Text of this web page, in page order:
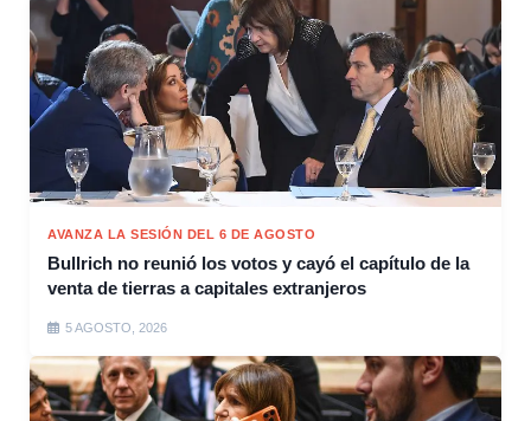
AVANZA LA SESIÓN DEL 6 DE AGOSTO
Bullrich no reunió los votos y cayó el capítulo de la
venta de tierras a capitales extranjeros
5 AGOSTO, 2026